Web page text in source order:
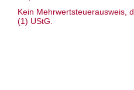
Kein Mehrwertsteuerausweis,
(1) UStG.